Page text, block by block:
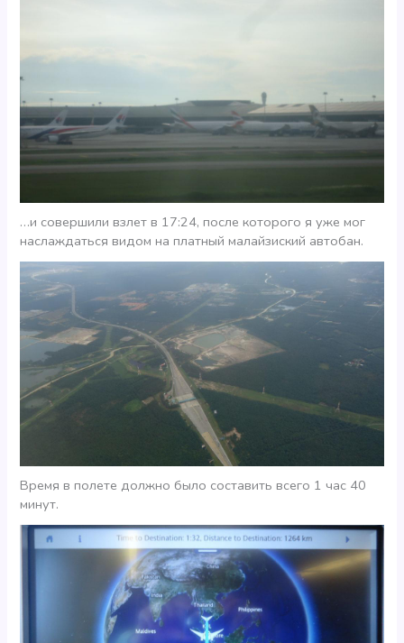
…и совершили взлет в 17:24, после которого я уже мог
наслаждаться видом на платный малайзиский автобан.
Время в полете должно было составить всего 1 час 40
минут.